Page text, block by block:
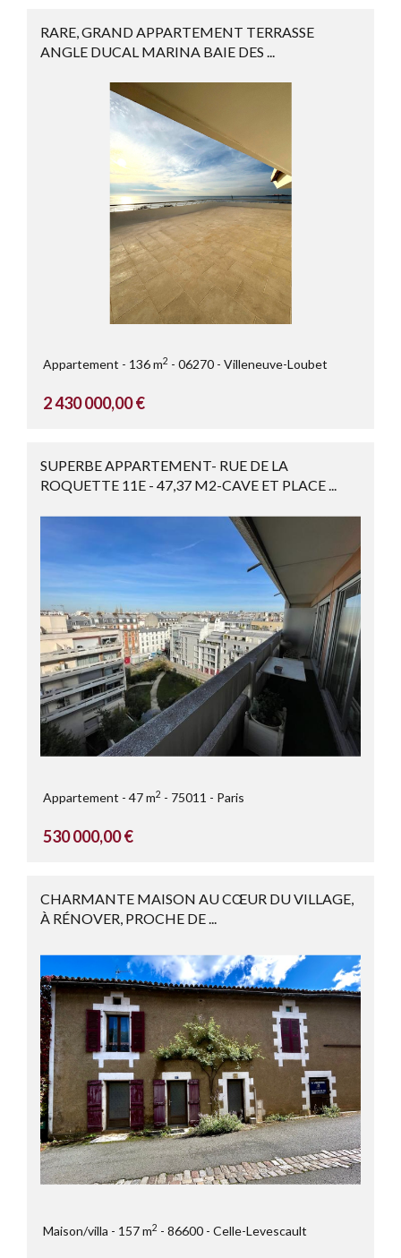
RARE, GRAND APPARTEMENT TERRASSE
ANGLE DUCAL MARINA BAIE DES ...
Appartement 136 m2 06270 Villeneuve-Loubet
2 430 000,00 €
SUPERBE APPARTEMENT- RUE DE LA
ROQUETTE 11E - 47,37 M2-CAVE ET PLACE ...
Appartement 47 m2 75011 Paris
530 000,00 €
CHARMANTE MAISON AU CŒUR DU VILLAGE,
À RÉNOVER, PROCHE DE ...
Maison/villa 157 m2 86600 Celle-Levescault